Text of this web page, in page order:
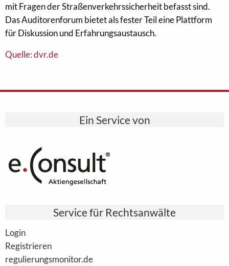
mit Fragen der Straßenverkehrssicherheit befasst sind.
Das Auditorenforum bietet als fester Teil eine Plattform
für Diskussion und Erfahrungsaustausch.
Quelle: dvr.de
Ein Service von
Service für Rechtsanwälte
Login
Registrieren
regulierungsmonitor.de